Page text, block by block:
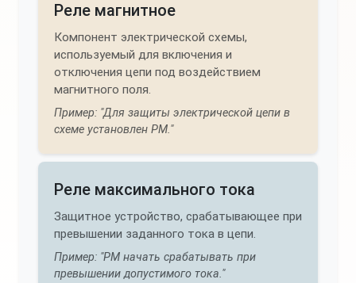
Реле магнитное
Компонент электрической схемы,
используемый для включения и
отключения цепи под воздействием
магнитного поля.
Пример: "Для защиты электрической цепи в
схеме установлен РМ."
Реле максимального тока
Защитное устройство, срабатывающее при
превышении заданного тока в цепи.
Пример: "РМ начать срабатывать при
превышении допустимого тока."